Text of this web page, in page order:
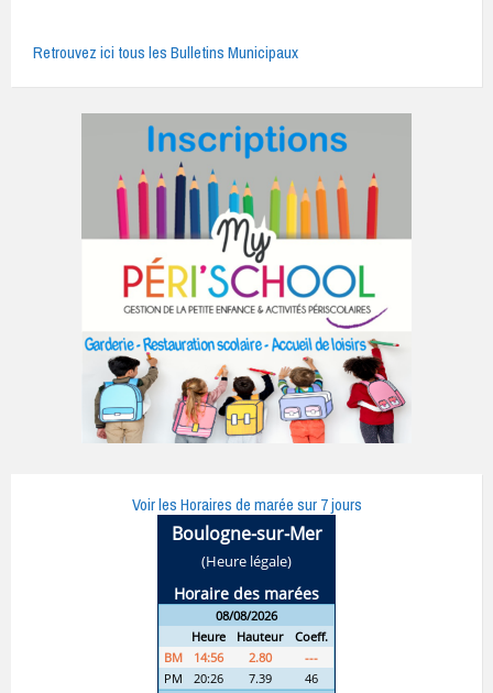
Retrouvez ici tous les Bulletins Municipaux
Voir les Horaires de marée sur 7 jours